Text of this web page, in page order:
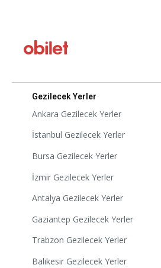
Gezilecek Yerler
Ankara Gezilecek Yerler
İstanbul Gezilecek Yerler
Bursa Gezilecek Yerler
İzmir Gezilecek Yerler
Antalya Gezilecek Yerler
Gaziantep Gezilecek Yerler
Trabzon Gezilecek Yerler
Balıkesir Gezilecek Yerler